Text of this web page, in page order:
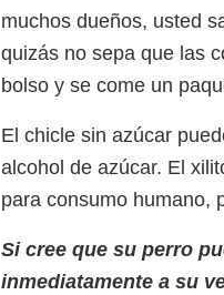
muchos dueños, usted
quizás no sepa que las
bolso y se come un
El chicle sin azúcar
alcohol de azúcar. El
para consumo humano,
Si cree que su perro
inmediatamente a su